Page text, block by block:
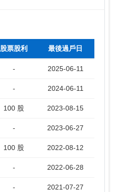
股票股利 最後過戶日
- 2025-06-11
- 2024-06-11
100 股 2023-08-15
- 2023-06-27
100 股 2022-08-12
- 2022-06-28
- 2021-07-27